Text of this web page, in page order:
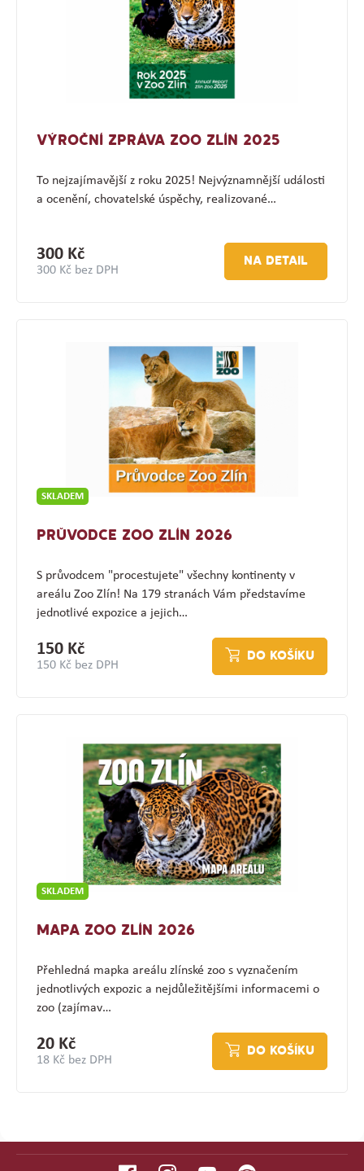
VÝROČNÍ ZPRÁVA ZOO ZLÍN 2025
To nejzajímavější z roku 2025! Nejvýznamnější události
a ocenění, chovatelské úspěchy, realizované…
300 Kč
300 Kč bez DPH
NA DETAIL
SKLADEM
PRŮVODCE ZOO ZLÍN 2026
S průvodcem "procestujete" všechny kontinenty v
areálu Zoo Zlín! Na 179 stranách Vám představíme
jednotlivé expozice a jejich…
150 Kč
150 Kč bez DPH
DO KOŠÍKU
SKLADEM
MAPA ZOO ZLÍN 2026
Přehledná mapka areálu zlínské zoo s vyznačením
jednotlivých expozic a nejdůležitějšími informacemi o
zoo (zajímav…
20 Kč
18 Kč bez DPH
DO KOŠÍKU